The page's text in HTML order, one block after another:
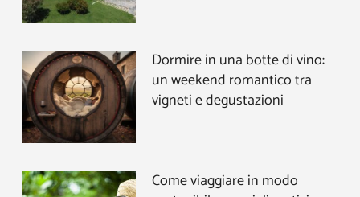
Dormire in una botte di vino:
un weekend romantico tra
vigneti e degustazioni
Come viaggiare in modo